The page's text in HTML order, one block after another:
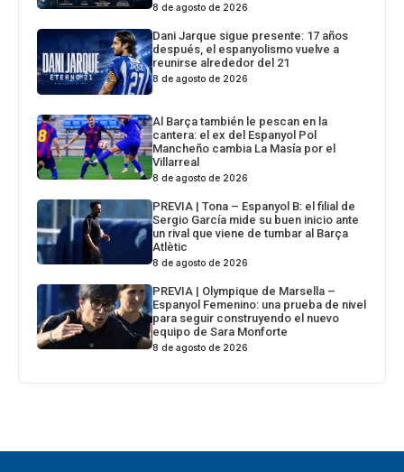
8 de agosto de 2026
Dani Jarque sigue presente: 17 años
después, el espanyolismo vuelve a
reunirse alrededor del 21
8 de agosto de 2026
Al Barça también le pescan en la
cantera: el ex del Espanyol Pol
Mancheño cambia La Masía por el
Villarreal
8 de agosto de 2026
PREVIA | Tona – Espanyol B: el filial de
Sergio García mide su buen inicio ante
un rival que viene de tumbar al Barça
Atlètic
8 de agosto de 2026
PREVIA | Olympique de Marsella –
Espanyol Femenino: una prueba de nivel
para seguir construyendo el nuevo
equipo de Sara Monforte
8 de agosto de 2026